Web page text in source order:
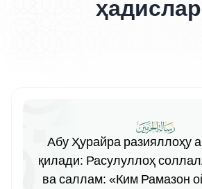
Абу Ҳурайра разияллоҳу
қилади: Расулуллоҳ
ва саллам: «Ким Рамазон